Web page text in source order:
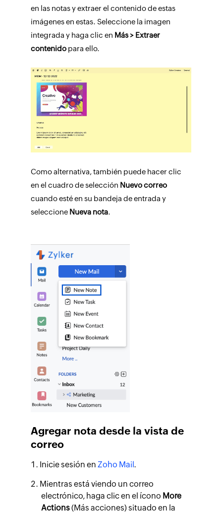
en las notas y extraer el contenido de estas
imágenes en estas. Seleccione la imagen
integrada y haga clic en Más > Extraer
contenido para ello.
Como alternativa, también puede hacer clic
en el cuadro de selección Nuevo correo
cuando esté en su bandeja de entrada y
seleccione Nueva nota.
Agregar nota desde la vista de
correo
Inicie sesión en Zoho Mail.
Mientras está viendo un correo
electrónico, haga clic en el ícono More
Actions(Más acciones) situado en la